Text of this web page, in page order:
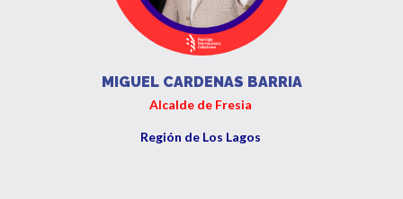
MIGUEL CARDENAS BARRIA
Alcalde de Fresia
Región de Los Lagos